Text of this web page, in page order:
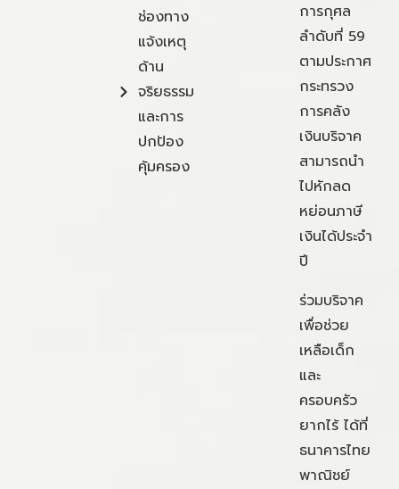
ช่องทาง
แจ้งเหตุ
ด้าน
จริยธรรม
และการ
ปกป้อง
คุ้มครอง
การกุศล
ลำดับที่ 59
ตามประกาศ
กระทรวง
การคลัง
เงินบริจาค
สามารถนำ
ไปหักลด
หย่อนภาษี
เงินได้ประจำ
ปี
ร่วมบริจาค
เพื่อช่วย
เหลือเด็ก
และ
ครอบครัว
ยากไร้ ได้ที่
ธนาคารไทย
พาณิชย์